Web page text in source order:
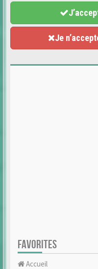
Je
FAVORITES
Accueil